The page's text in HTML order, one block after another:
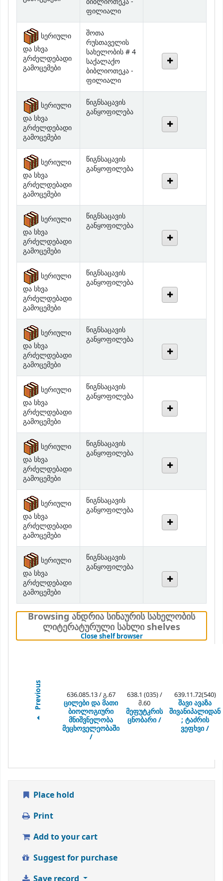
სერიული
და სხვა
გრძელდებადი
გამოცემები
შოთა
რუსთაველის
სახელობის # 4
საქალაქო
ბიბლიოთეკა -
ფილიალი
სერიული
და სხვა
გრძელდებადი
გამოცემები
წიგნსაცავის
განყოფილება
სერიული
და სხვა
გრძელდებადი
გამოცემები
განყოფილება
სერიული
და სხვა
გრძელდებადი
გამოცემები
განყოფილება
სერიული
და სხვა
გრძელდებადი
გამოცემები
განყოფილება
სერიული
და სხვა
გრძელდებადი
გამოცემები
განყოფილება
სერიული
და სხვა
გრძელდებადი
გამოცემები
განყოფილება
სერიული
და სხვა
გრძელდებადი
გამოცემები
განყოფილება
სერიული
და სხვა
გრძელდებადი
გამოცემები
განყოფილება
სერიული
და სხვა
გრძელდებადი
გამოცემები
განყოფილება
Browsing ანდრია სინაურის სახელობის
ლიტერატურული სახლი shelves
Close shelf browser(Hides shelf browser)
Previous
ბიოლოგიური
მნიშვნელობა
მეცხოველეობაში
/
მეფუტკრის
ცნობარი /
შივანიპალიდან
; ტაძრის
ვეფხვი /
Suggest for purchase
Save record